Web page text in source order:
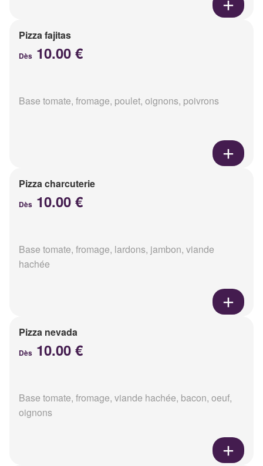
Pizza fajitas
Dès 10.00 €
Base tomate, fromage, poulet, oignons, poivrons
Pizza charcuterie
Dès 10.00 €
Base tomate, fromage, lardons, jambon, viande
hachée
Pizza nevada
Dès 10.00 €
Base tomate, fromage, viande hachée, bacon, oeuf,
oignons